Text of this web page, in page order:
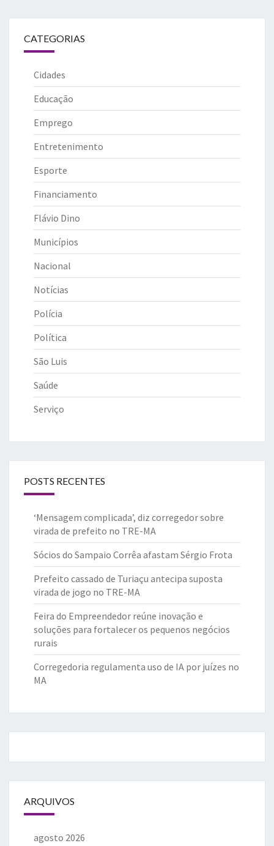
CATEGORIAS
Cidades
Educação
Emprego
Entretenimento
Esporte
Financiamento
Flávio Dino
Municípios
Nacional
Notícias
Polícia
Política
São Luis
Saúde
Serviço
POSTS RECENTES
‘Mensagem complicada’, diz corregedor sobre
virada de prefeito no TRE-MA
Sócios do Sampaio Corrêa afastam Sérgio Frota
Prefeito cassado de Turiaçu antecipa suposta
virada de jogo no TRE-MA
Feira do Empreendedor reúne inovação e
soluções para fortalecer os pequenos negócios
rurais
Corregedoria regulamenta uso de IA por juízes no
MA
ARQUIVOS
agosto 2026